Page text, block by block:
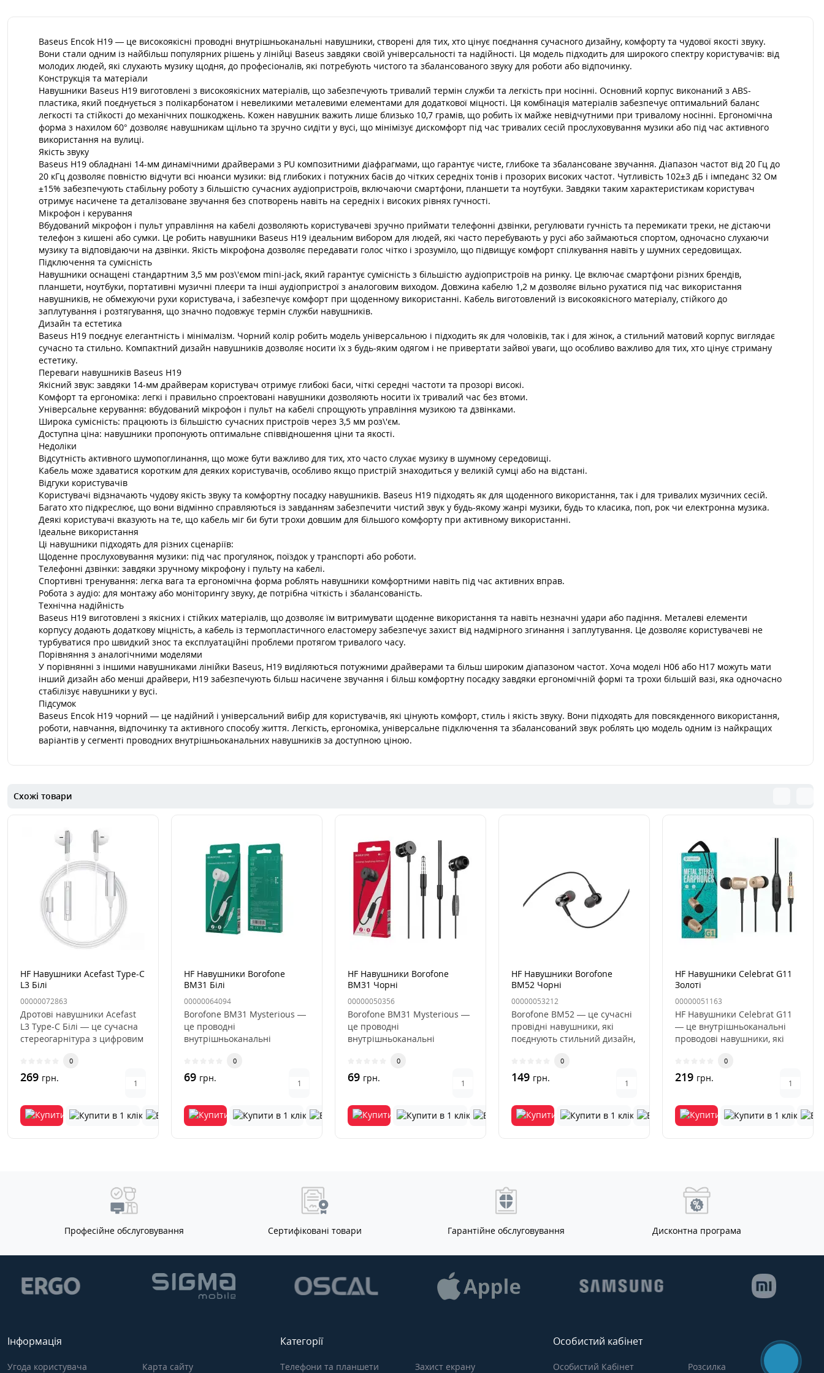
Baseus Encok H19 — це високоякісні проводні внутрішньоканальні навушники, створені для тих, хто цінує поєднання сучасного дизайну, комфорту та чудової якості звуку.
Вони стали одним із найбільш популярних рішень у лінійці Baseus завдяки своїй універсальності та надійності. Ця модель підходить для широкого спектру користувачів: від
молодих людей, які слухають музику щодня, до професіоналів, які потребують чистого та збалансованого звуку для роботи або відпочинку.
Конструкція та матеріали
Навушники Baseus H19 виготовлені з високоякісних матеріалів, що забезпечують тривалий термін служби та легкість при носінні. Основний корпус виконаний з ABS-
пластика, який поєднується з полікарбонатом і невеликими металевими елементами для додаткової міцності. Ця комбінація матеріалів забезпечує оптимальний баланс
легкості та стійкості до механічних пошкоджень. Кожен навушник важить лише близько 10,7 грамів, що робить їх майже невідчутними при тривалому носінні. Ергономічна
форма з нахилом 60° дозволяє навушникам щільно та зручно сидіти у вусі, що мінімізує дискомфорт під час тривалих сесій прослуховування музики або під час активного
використання на вулиці.
Якість звуку
Baseus H19 обладнані 14-мм динамічними драйверами з PU композитними діафрагмами, що гарантує чисте, глибоке та збалансоване звучання. Діапазон частот від 20 Гц до
20 кГц дозволяє повністю відчути всі нюанси музики: від глибоких і потужних басів до чітких середніх тонів і прозорих високих частот. Чутливість 102±3 дБ і імпеданс 32 Ом
±15% забезпечують стабільну роботу з більшістю сучасних аудіопристроїв, включаючи смартфони, планшети та ноутбуки. Завдяки таким характеристикам користувач
отримує насичене та деталізоване звучання без спотворень навіть на середніх і високих рівнях гучності.
Мікрофон і керування
Вбудований мікрофон і пульт управління на кабелі дозволяють користувачеві зручно приймати телефонні дзвінки, регулювати гучність та перемикати треки, не дістаючи
телефон з кишені або сумки. Це робить навушники Baseus H19 ідеальним вибором для людей, які часто перебувають у русі або займаються спортом, одночасно слухаючи
музику та відповідаючи на дзвінки. Якість мікрофона дозволяє передавати голос чітко і зрозуміло, що підвищує комфорт спілкування навіть у шумних середовищах.
Підключення та сумісність
Навушники оснащені стандартним 3,5 мм роз\'ємом mini-jack, який гарантує сумісність з більшістю аудіопристроїв на ринку. Це включає смартфони різних брендів,
планшети, ноутбуки, портативні музичні плеєри та інші аудіопристрої з аналоговим виходом. Довжина кабелю 1,2 м дозволяє вільно рухатися під час використання
навушників, не обмежуючи рухи користувача, і забезпечує комфорт при щоденному використанні. Кабель виготовлений із високоякісного матеріалу, стійкого до
заплутування і розтягування, що значно подовжує термін служби навушників.
Дизайн та естетика
Baseus H19 поєднує елегантність і мінімалізм. Чорний колір робить модель універсальною і підходить як для чоловіків, так і для жінок, а стильний матовий корпус виглядає
сучасно та стильно. Компактний дизайн навушників дозволяє носити їх з будь-яким одягом і не привертати зайвої уваги, що особливо важливо для тих, хто цінує стриману
естетику.
Переваги навушників Baseus H19
Якісний звук: завдяки 14-мм драйверам користувач отримує глибокі баси, чіткі середні частоти та прозорі високі.
Комфорт та ергономіка: легкі і правильно спроектовані навушники дозволяють носити їх тривалий час без втоми.
Універсальне керування: вбудований мікрофон і пульт на кабелі спрощують управління музикою та дзвінками.
Широка сумісність: працюють із більшістю сучасних пристроїв через 3,5 мм роз\'єм.
Доступна ціна: навушники пропонують оптимальне співвідношення ціни та якості.
Недоліки
Відсутність активного шумопоглинання, що може бути важливо для тих, хто часто слухає музику в шумному середовищі.
Кабель може здаватися коротким для деяких користувачів, особливо якщо пристрій знаходиться у великій сумці або на відстані.
Відгуки користувачів
Користувачі відзначають чудову якість звуку та комфортну посадку навушників. Baseus H19 підходять як для щоденного використання, так і для тривалих музичних сесій.
Багато хто підкреслює, що вони відмінно справляються із завданням забезпечити чистий звук у будь-якому жанрі музики, будь то класика, поп, рок чи електронна музика.
Деякі користувачі вказують на те, що кабель міг би бути трохи довшим для більшого комфорту при активному використанні.
Ідеальне використання
Ці навушники підходять для різних сценаріїв:
Щоденне прослуховування музики: під час прогулянок, поїздок у транспорті або роботи.
Телефонні дзвінки: завдяки зручному мікрофону і пульту на кабелі.
Спортивні тренування: легка вага та ергономічна форма роблять навушники комфортними навіть під час активних вправ.
Робота з аудіо: для монтажу або моніторингу звуку, де потрібна чіткість і збалансованість.
Технічна надійність
Baseus H19 виготовлені з якісних і стійких матеріалів, що дозволяє їм витримувати щоденне використання та навіть незначні удари або падіння. Металеві елементи
корпусу додають додаткову міцність, а кабель із термопластичного еластомеру забезпечує захист від надмірного згинання і заплутування. Це дозволяє користувачеві не
турбуватися про швидкий знос та експлуатаційні проблеми протягом тривалого часу.
Порівняння з аналогічними моделями
У порівнянні з іншими навушниками лінійки Baseus, H19 виділяються потужними драйверами та більш широким діапазоном частот. Хоча моделі H06 або H17 можуть мати
інший дизайн або менші драйвери, H19 забезпечують більш насичене звучання і більш комфортну посадку завдяки ергономічній формі та трохи більшій вазі, яка одночасно
стабілізує навушники у вусі.
Підсумок
Baseus Encok H19 чорний — це надійний і універсальний вибір для користувачів, які цінують комфорт, стиль і якість звуку. Вони підходять для повсякденного використання,
роботи, навчання, відпочинку та активного способу життя. Легкість, ергономіка, універсальне підключення та збалансований звук роблять цю модель одним із найкращих
варіантів у сегменті проводних внутрішньоканальних навушників за доступною ціною.
Схожі товари
HF Навушники Acefast Type-C
L3 Білі
00000072863
Дротові навушники Acefast
L3 Type-C Білі — це сучасна
стереогарнітура з цифровим
0
269 грн.
HF Навушники Borofone
BM31 Білі
00000064094
Borofone BM31 Mysterious —
це проводні
внутрішньоканальні
поєднують у соб..
0
69 грн.
HF Навушники Borofone
BM31 Чорні
00000050356
Borofone BM31 Mysterious —
це проводні
внутрішньоканальні
поєднують у соб..
0
69 грн.
HF Навушники Borofone
BM52 Чорні
00000053212
Borofone BM52 — це сучасні
провідні навушники, які
поєднують стильний дизайн,
0
149 грн.
HF Навушники Celebrat G11
Золоті
00000051163
HF Навушники Celebrat G11
— це внутрішньоканальні
проводові навушники, які
0
219 грн.
Професійне обслуговування Сертифіковані товари Гарантійне обслуговування Дисконтна програма
Інформація
Угода користувача Карта сайту
Категорії
Телефони та планшети Захист екрану
Особистий кабінет
Особистий Кабінет Розсилка